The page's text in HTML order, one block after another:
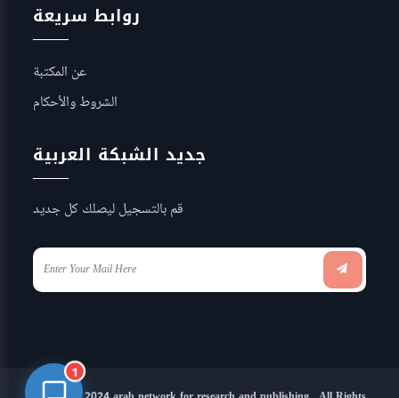
روابط سريعة
عن المكتبة
الشروط والأحكام
جديد الشبكة العربية
قم بالتسجيل ليصلك كل جديد
1